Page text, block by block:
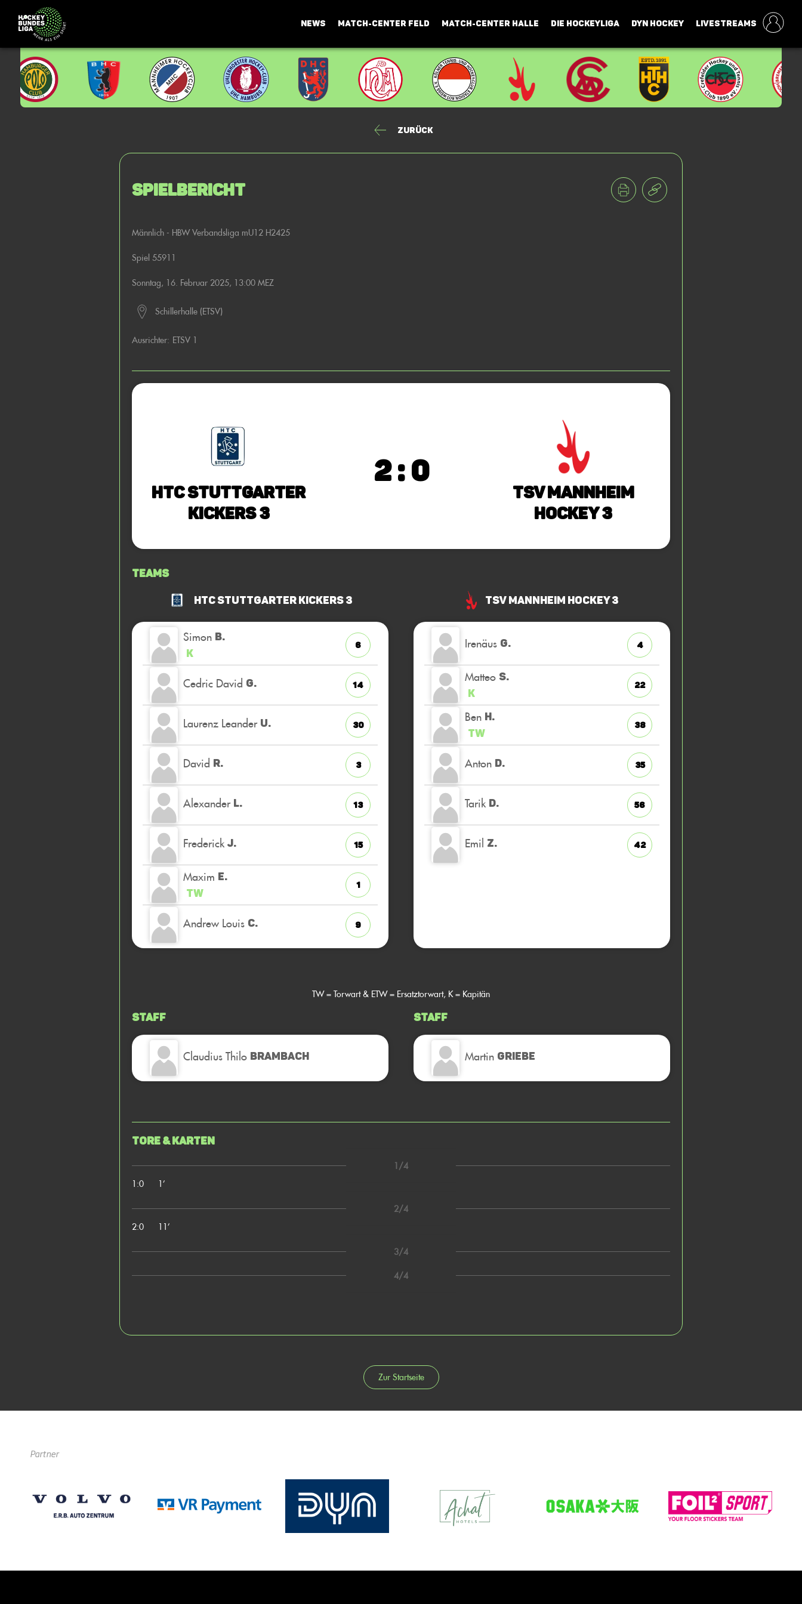
NEWS MATCH-CENTER FELD MATCH-CENTER HALLE DIE HOCKEYLIGA DYN HOCKEY LIVESTREAMS
Zurück
Spielbericht
Männlich - HBW Verbandsliga mU12 H2425
Spiel 55911
Sonntag, 16. Februar 2025, 13:00 MEZ
Schillerhalle (ETSV)
Ausrichter: ETSV 1
HTC Stuttgarter
Kickers 3
2 : 0
TSV Mannheim
Hockey 3
Teams
HTC Stuttgarter Kickers 3
Simon B.
K
6
Cedric David G. 14
Laurenz Leander U. 30
David R. 3
Alexander L. 13
Frederick J. 15
Maxim E.
TW
1
Andrew Louis C. 9
TSV Mannheim Hockey 3
Irenäus G. 4
Matteo S.
K
22
Ben H.
TW
38
Anton D. 35
Tarik D. 56
Emil Z. 42
TW = Torwart & ETW = Ersatztorwart, K = Kapitän
Staff
Claudius Thilo BRAMBACH
Staff
Martin GRIEBE
Tore & Karten
1/4
1:0
1’
2/4
2:0
11’
3/4
4/4
Zur Startseite
Partner